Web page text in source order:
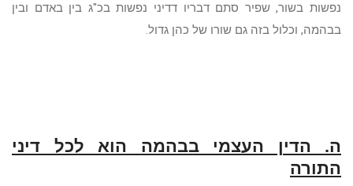
נפשות בשור, שפיר סתם דבריו דדיני נפשות בכ"ג בין באדם ובין
בבהמה, וכלול בזה גם שורו של כהן גדול.
ה. הדין העצמי בבהמה הוא לכל דיני
התורה